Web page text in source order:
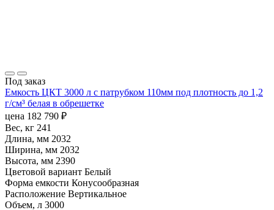
Под заказ
Емкость ЦКТ 3000 л с патрубком 110мм под плотность до 1,2
г/см³ белая в обрешетке
цена 182 790 ₽
Вес, кг 241
Длина, мм 2032
Ширина, мм 2032
Высота, мм 2390
Цветовой вариант Белый
Форма емкости Конусообразная
Расположение Вертикальное
Объем, л 3000